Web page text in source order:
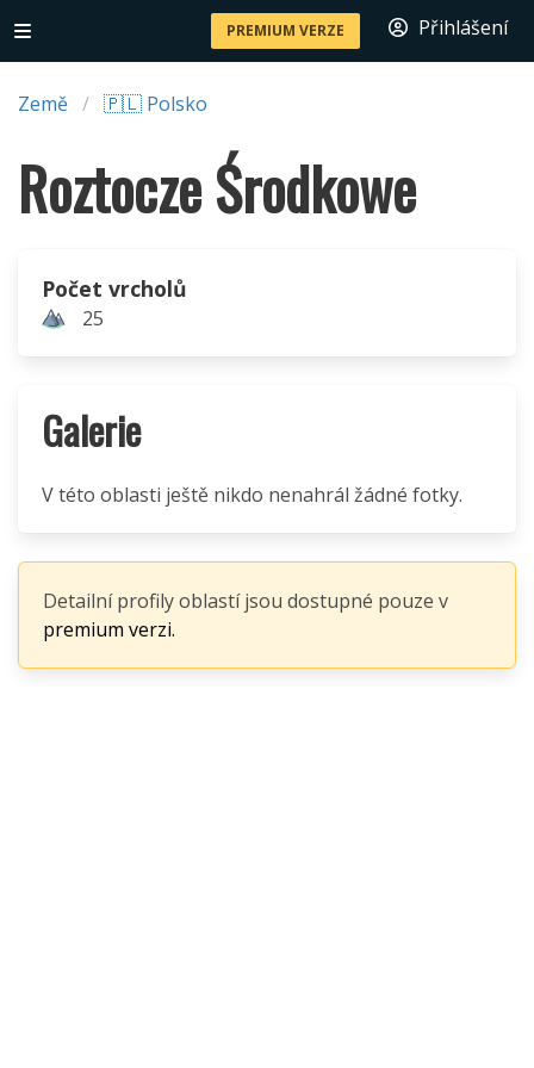
PREMIUM VERZE Přihlášení
Země 🇵🇱 Polsko
Roztocze Środkowe
Počet vrcholů
25
Galerie
V této oblasti ještě nikdo nenahrál žádné fotky.
Detailní profily oblastí jsou dostupné pouze v
premium verzi.